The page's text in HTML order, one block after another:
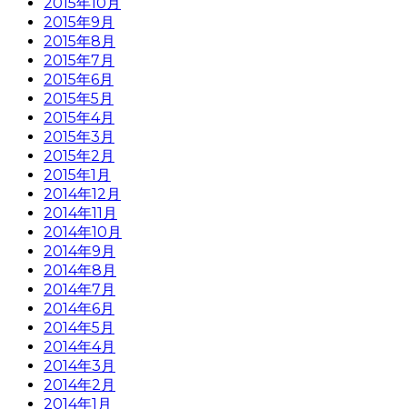
2015年9月
2015年8月
2015年7月
2015年6月
2015年5月
2015年4月
2015年3月
2015年2月
2015年1月
2014年12月
2014年11月
2014年10月
2014年9月
2014年8月
2014年7月
2014年6月
2014年5月
2014年4月
2014年3月
2014年2月
2014年1月